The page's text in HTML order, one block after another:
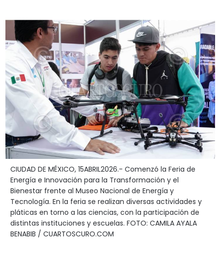
CIUDAD DE MÉXICO, 15ABRIL2026.- Comenzó la Feria de
Energía e Innovación para la Transformación y el
Bienestar frente al Museo Nacional de Energía y
Tecnología. En la feria se realizan diversas actividades y
pláticas en torno a las ciencias, con la participación de
distintas instituciones y escuelas. FOTO: CAMILA AYALA
BENABIB / CUARTOSCURO.COM